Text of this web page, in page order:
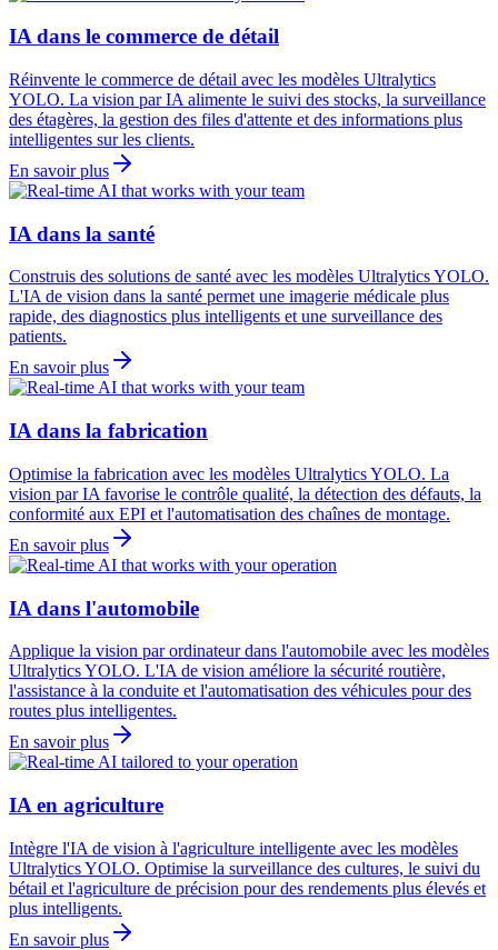
IA dans le commerce de détail
Réinvente le commerce de détail avec les modèles Ultralytics
YOLO. La vision par IA alimente le suivi des stocks, la surveillance
des étagères, la gestion des files d'attente et des informations plus
intelligentes sur les clients.
En savoir plus
IA dans la santé
Construis des solutions de santé avec les modèles Ultralytics YOLO.
L'IA de vision dans la santé permet une imagerie médicale plus
rapide, des diagnostics plus intelligents et une surveillance des
patients.
En savoir plus
IA dans la fabrication
Optimise la fabrication avec les modèles Ultralytics YOLO. La
vision par IA favorise le contrôle qualité, la détection des défauts, la
conformité aux EPI et l'automatisation des chaînes de montage.
En savoir plus
IA dans l'automobile
Applique la vision par ordinateur dans l'automobile avec les modèles
Ultralytics YOLO. L'IA de vision améliore la sécurité routière,
l'assistance à la conduite et l'automatisation des véhicules pour des
routes plus intelligentes.
En savoir plus
IA en agriculture
Intègre l'IA de vision à l'agriculture intelligente avec les modèles
Ultralytics YOLO. Optimise la surveillance des cultures, le suivi du
bétail et l'agriculture de précision pour des rendements plus élevés et
plus intelligents.
En savoir plus